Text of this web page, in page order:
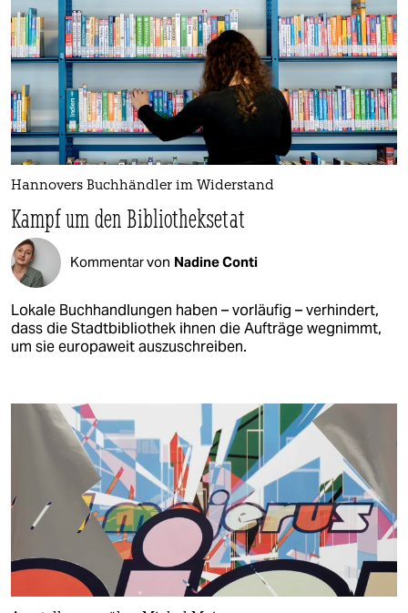
Hannovers Buchhändler im Widerstand
Kampf um den Bibliotheksetat
Kommentar von Nadine Conti
Lokale Buchhandlungen haben – vorläufig – verhindert,
dass die Stadtbibliothek ihnen die Aufträge wegnimmt,
um sie europaweit auszuschreiben.